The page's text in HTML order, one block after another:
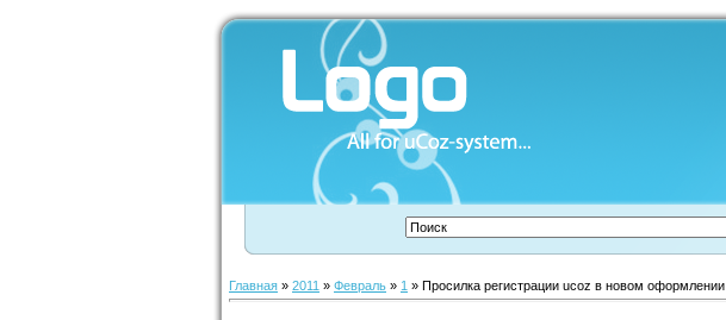
Главная » 2011 » Февраль » 1 » Просилка регистрации ucoz в новом оформлении